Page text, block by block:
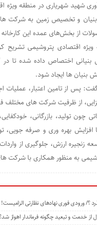
شهید شهریاری در منطقه ویژه
و تخصیص زمین به شرکت
از بخش‌های عمده این
ویژه اقتصادی پتروشیمی
بنیانی اختصاص داده شده تا
بنیان ها ایجاد شود.
پس از تامین اعتبار، عملیات
از ظرفیت شرکت های مختلف
افزایش بهره وری و صرفه
زنجیره ارزش، جلوگیری از
به منظور همکاری با شرکت
؟/ ورودی فوری نهادهای نظارتی الزامیست!
خدمت و تبعید چگونه فرماندار اهواز